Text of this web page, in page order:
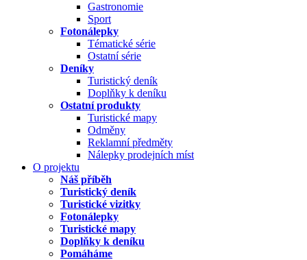
Gastronomie
Sport
Fotonálepky
Tématické série
Ostatní série
Deníky
Turistický deník
Doplňky k deníku
Ostatní produkty
Turistické mapy
Odměny
Reklamní předměty
Nálepky prodejních míst
O projektu
Náš příběh
Turistický deník
Turistické vizitky
Fotonálepky
Turistické mapy
Doplňky k deníku
Pomáháme